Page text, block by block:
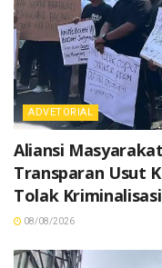
ADVETORIAL
Aliansi
Transparan Usut
Tolak Kriminalisasi
08/08/2026